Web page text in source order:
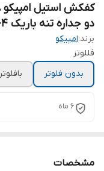
دو جداره تنه باریک MPCO- S.99.38-4
برند:امپیکو
فللوتر
بدون فلوتر
بافلوتر
۶ ماه
مشخصات